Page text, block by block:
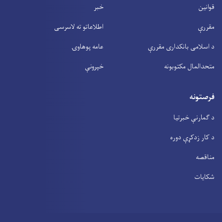
قوانین
مقررې
د اسلامی بانکداری مقررې
متحدالمال مکتوبونه
خبر
اطلاعاتو ته لاسرسی
عامه پوهاوۍ
خپرونې
فرصتونه
د ګمارنې خبرتیا
د کار زدکړې دوره
مناقصه
شکایات